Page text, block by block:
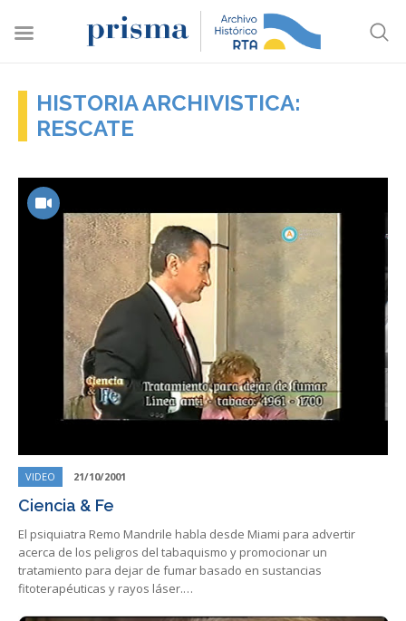
HISTORIA ARCHIVISTICA:
RESCATE
VIDEO 21/10/2001
Ciencia & Fe
El psiquiatra Remo Mandrile habla desde Miami para advertir
acerca de los peligros del tabaquismo y promocionar un
tratamiento para dejar de fumar basado en sustancias
fitoterapéuticas y rayos láser.…